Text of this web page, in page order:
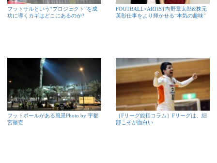
フットサルという“プロジェクト”を成
功に導くカギはどこにあるのか?
FOOTBALL×ARTIST向野章太郎&株元
英彰仕事をより輝かせる“本気の趣味”
フットボールがある風景Photo by 宇都
宮徹壱
［Fリーグ総括コラム］Fリーグは、細
部こそが面白い